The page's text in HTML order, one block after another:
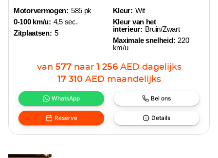
Motorvermogen: 585 pk
0-100 km/u: 4,5 sec.
Zitplaatsen: 5
Kleur: Wit
Kleur van het
interieur: Bruin/Zwart
Maximale snelheid: 220
km/u
van 577 naar 1 256 AED dagelijks
17 310 AED maandelijks
WhatsApp Bel ons
Reserve Details